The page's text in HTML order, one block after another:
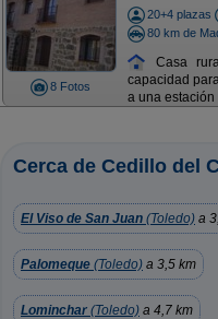
8 Fotos
20+4 plazas
80 km de
Casa
capacidad
a una
Cerca de Cedillo del
El Viso de San Juan (Toledo) a
Palomeque (Toledo) a 3,5 km
Lominchar (Toledo) a 4,7 km